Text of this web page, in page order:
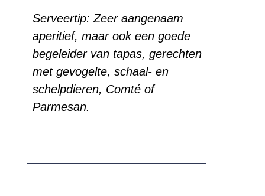
Serveertip: Zeer aangenaam
aperitief, maar ook een goede
begeleider van tapas, gerechten
met gevogelte, schaal- en
schelpdieren, Comté of
Parmesan.